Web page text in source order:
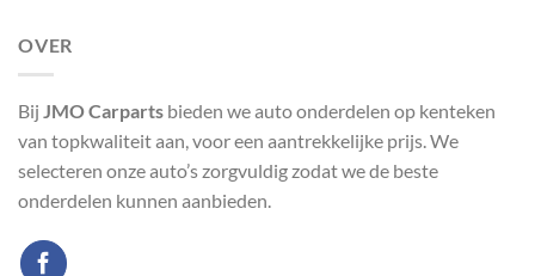
OVER
Bij JMO Carparts bieden we auto onderdelen op kenteken
van topkwaliteit aan, voor een aantrekkelijke prijs. We
selecteren onze auto’s zorgvuldig zodat we de beste
onderdelen kunnen aanbieden.